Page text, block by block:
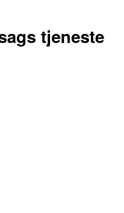
tjeneste